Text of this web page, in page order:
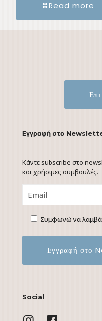
Read more
Εγγραφή στο
Κάντε subscribe στο
και χρήσιμες συμβουλές.
Συμφωνώ να
Social